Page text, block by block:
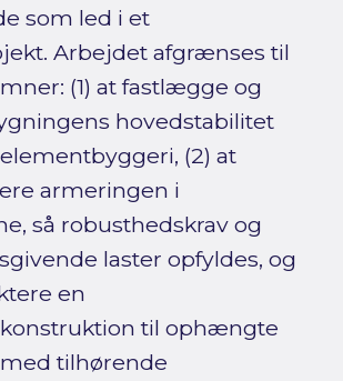
som led i et
Arbejdet afgrænses til
(1) at fastlægge og
hovedstabilitet
(2) at
armeringen i
så robusthedskrav og
laster opfyldes, og
en
til ophængte
tilhørende